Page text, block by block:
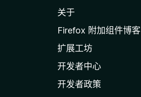
关于
Firefox 附加组件博客
扩展工坊
开发者中心
开发者政策